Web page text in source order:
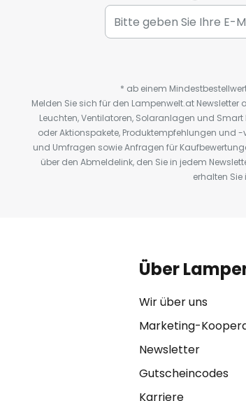
* ab einem
Melden Sie sich für den Lampenwelt.at
Leuchten, Ventilatoren, Solaranlagen und
oder Aktionspakete, Produktempfehlungen und
und Umfragen sowie Anfragen für
über den Abmeldelink, den Sie in jedem
erhalten Sie
Über
Wir über uns
Marketing-
Newsletter
Gutscheincodes
Karriere